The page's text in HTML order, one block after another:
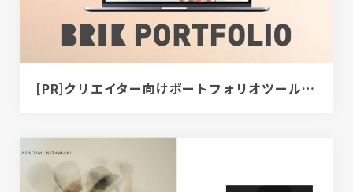
[PR]クリエイター向けポートフォリオツール｜BRIK PORTFOLIO